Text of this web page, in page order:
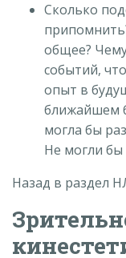
Сколько
общее?
событий,
опыт в
ближайшем
могла бы
Не могли бы
Назад в раздел